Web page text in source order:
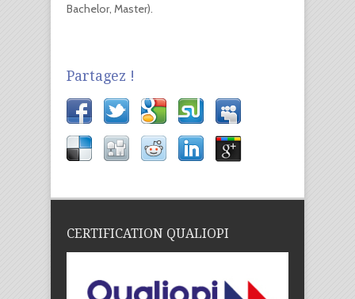
Bachelor, Master).
Partagez !
CERTIFICATION QUALIOPI